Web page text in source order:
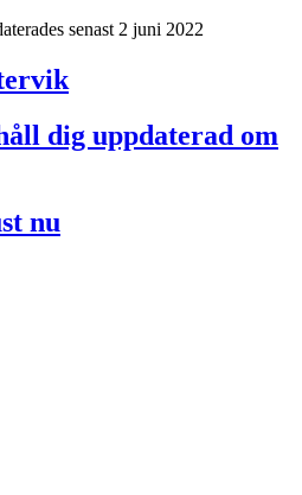
senast 2 juni 2022
dig uppdaterad om
nu